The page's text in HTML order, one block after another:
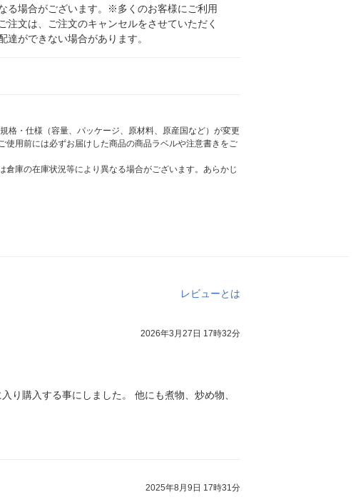
る場合がございます。※多くのお客様にご利用
文は、ご注文のキャンセルをさせていただく
ができない場合があります。
格・仕様（容量、パッケージ、原材料、原産国など）が変更
用前には必ずお届けした商品の商品ラベルや注意書きをご
庫の在庫状況等により異なる場合がございます。あらかじ
レビューとは
2026年3月27日 17時32分
り購入する事にしました。 他にも煮物、炒め物、
2025年8月9日 17時31分